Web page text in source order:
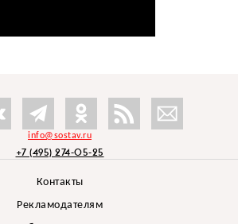
info@sostav.ru
+7 (495) 274-05-25
Контакты
Рекламодателям